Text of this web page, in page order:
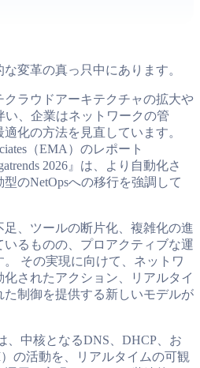
変革の真っ只中にあります。
ラウドアーキテクチャの拡大や
、企業はネットワークの管
化の方法を見直しています。
（EMA）のレポート
2026』は、より自動化さ
のNetOpsへの移行を強調して
、ツールの断片化、複雑化の進
るものの、プロアクティブな運
その実現に向けて、ネットワ
されたアクション、リアルタイ
た制御を提供する新しいモデルが
、中核となるDNS、DHCP、お
の活動を、リアルタイムの可観